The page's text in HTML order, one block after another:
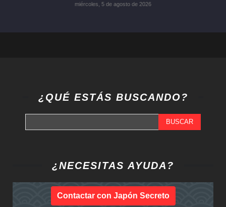
miércoles, 5 de agosto de 2026
¿QUÉ ESTÁS BUSCANDO?
BUSCAR
¿NECESITAS AYUDA?
Contactar con Japón Secreto